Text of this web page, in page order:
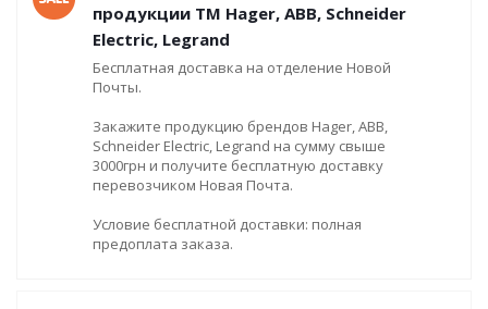
продукции ТМ Hager, ABB, Schneider
Electric, Legrand
Бесплатная доставка на отделение Новой
Почты.
Закажите продукцию брендов Hager, ABB,
Schneider Electric, Legrand на сумму свыше
3000грн и получите бесплатную доставку
перевозчиком Новая Почта.
Условие бесплатной доставки: полная
предоплата заказа.